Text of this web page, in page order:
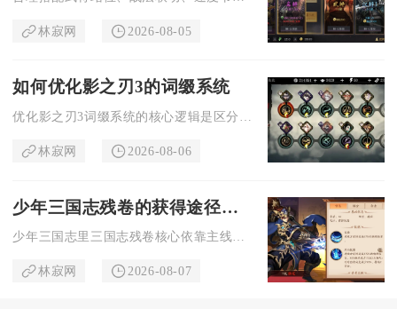
林寂网 2026-08-05
如何优化影之刃3的词缀系统
优化影之刃3词缀系统的核心逻辑是区分词缀乘区收益、严控前后缀...
林寂网 2026-08-06
少年三国志残卷的获得途径有哪些
少年三国志里三国志残卷核心依靠主线副本首通、名将副本史诗战役...
林寂网 2026-08-07